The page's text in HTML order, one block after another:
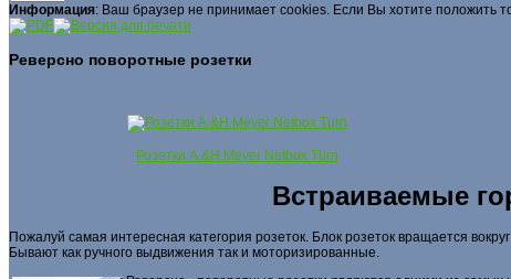
Информация: Ваш браузер не принимает cookies. Если Вы хотите положить
Реверсно поворотные розетки
Розетки A.&H.Meyer Netbox Turn
Встраиваемые
Пожалуй самая интересная категория розеток. Блок розеток вращается
Бывают как ручного выдвижения так и моторизированные.